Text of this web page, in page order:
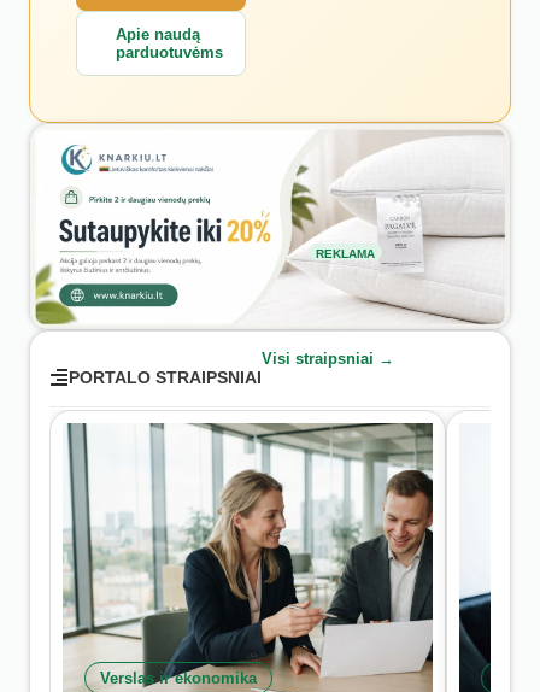
Apie naudą
parduotuvėms
REKLAMA
PORTALO STRAIPSNIAI
Visi straipsniai →
Verslas ir ekonomika